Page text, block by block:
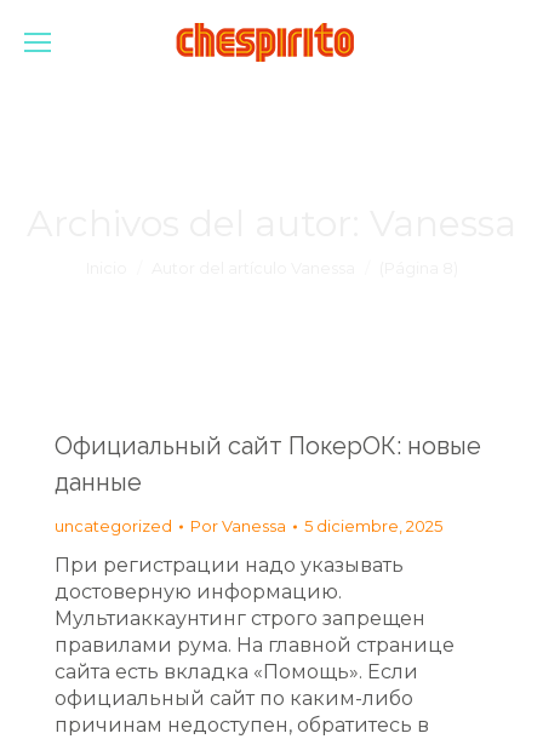
Официальный сайт ПокерОК: новые
данные
uncategorized PorVanessa 5 diciembre, 2025
При регистрации надо указывать
достоверную информацию.
Мультиаккаунтинг строго запрещен
правилами рума. На главной странице
сайта есть вкладка «Помощь». Если
официальный сайт по каким-либо
причинам недоступен, обратитесь в